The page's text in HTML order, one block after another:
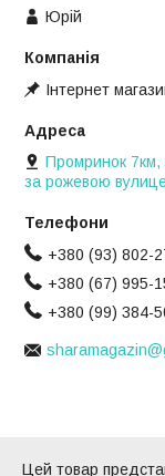
Юрій
Інтернет
Промринок 7км,
за рожевою
+380 (93) 802-
+380 (67) 995-
+380 (99) 384-
Цей товар